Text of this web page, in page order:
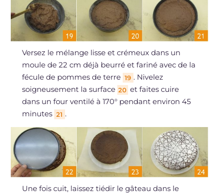
Versez le mélange lisse et crémeux dans un
moule de 22 cm déjà beurré et fariné avec de la
fécule de pommes de terre 19 . Nivelez
soigneusement la surface 20 et faites cuire
dans un four ventilé à 170° pendant environ 45
minutes 21 .
Une fois cuit, laissez tiédir le gâteau dans le